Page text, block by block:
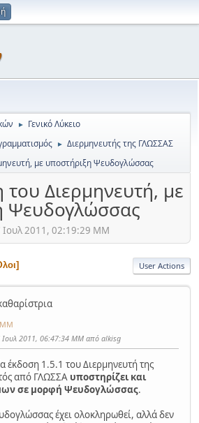
► Γενικό Λύκειο
► Διερμηνευτής της ΓΛΩΣΣΑΣ
με υποστήριξη Ψευδογλώσσας
Διερμηνευτή, με
Ψευδογλώσσας
Ιουλ 2011, 02:19:29 ΜΜ
User Actions
ΜΜ
Ιουλ 2011, 06:47:34 ΜΜ από alkisg
έκδοση 1.5.1 του Διερμηνευτή της
από ΓΛΩΣΣΑ υποστηρίζει και
σε μορφή Ψευδογλώσσας.
έχει ολοκληρωθεί, αλλά δεν